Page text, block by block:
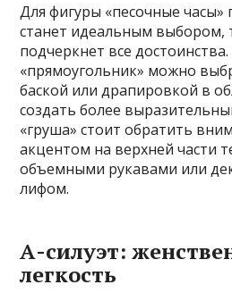
Для фигуры «песочные часы»
станет идеальным выбором,
подчеркнет все
«прямоугольник» можно
баской или драпировкой в
создать более
«груша» стоит обратить
акцентом на верхней части
объемными рукавами или
лифом.
А-силуэт:
легкость